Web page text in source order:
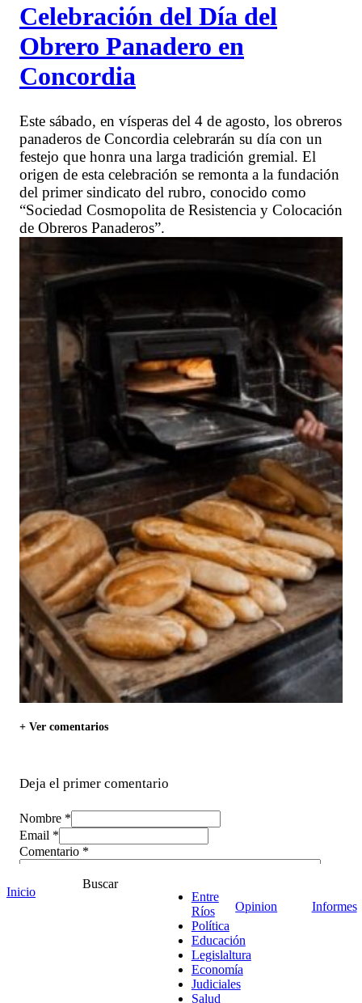
Celebración del Día del
Obrero Panadero en
Concordia
Este sábado, en vísperas del 4 de agosto, los obreros
panaderos de Concordia celebrarán su día con un
festejo que honra una larga tradición gremial. El
origen de esta celebración se remonta a la fundación
del primer sindicato del rubro, conocido como
“Sociedad Cosmopolita de Resistencia y Colocación
de Obreros Panaderos”.
+ Ver comentarios
Deja el primer comentario
Nombre *
Email *
Comentario *
Inicio
Buscar
Entre
Ríos
Política
Educación
Legislaltura
Economía
Judiciales
Salud
Opinion Informes